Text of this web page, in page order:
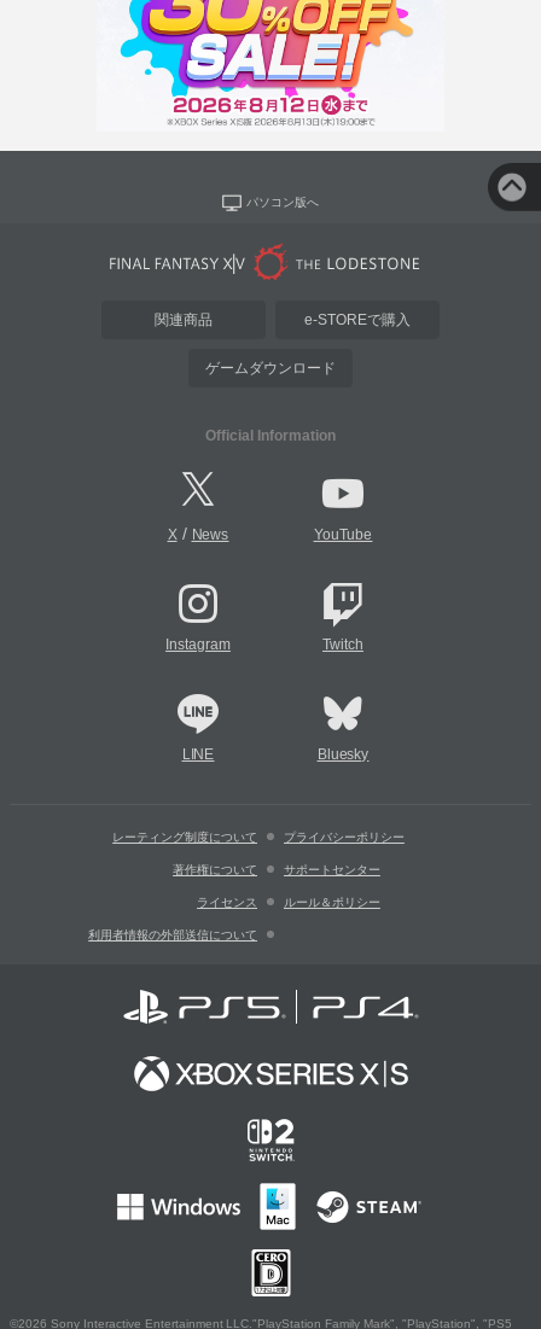
パソコン版へ
関連商品 e-STOREで購入
ゲームダウンロード
Official Information
X/ News YouTube
Instagram Twitch
LINE Bluesky
レーティング制度について プライバシーポリシー
著作権について サポートセンター
ライセンス ルール＆ポリシー
利用者情報の外部送信について
©2026 Sony Interactive Entertainment LLC."PlayStation Family Mark", "PlayStation", "PS5